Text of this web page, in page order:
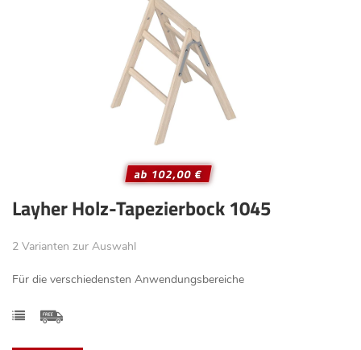
ab 102,00 €
Layher Holz-Tapezierbock 1045
2 Varianten zur Auswahl
Für die verschiedensten Anwendungsbereiche